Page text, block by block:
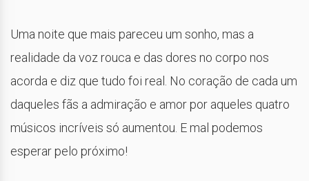
Uma noite que mais pareceu um sonho, mas a
realidade da voz rouca e das dores no corpo nos
acorda e diz que tudo foi real. No coração de cada um
daqueles fãs a admiração e amor por aqueles quatro
músicos incríveis só aumentou. E mal podemos
esperar pelo próximo!